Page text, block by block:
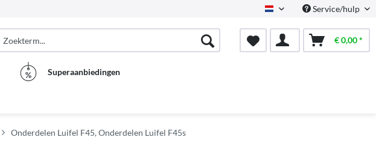
Dutch Service/hulp
€ 0,00 *
Superaanbiedingen
Onderdelen Luifel F45, Onderdelen Luifel F45s